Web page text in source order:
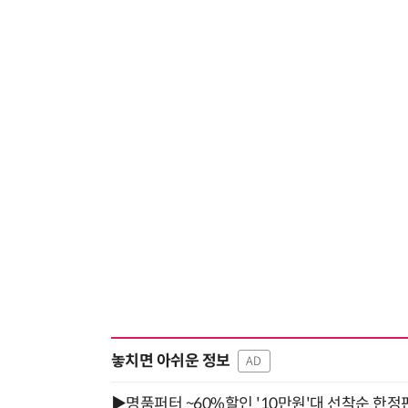
놓치면 아쉬운 정보 AD
▶명품퍼터 ~60%할인 '10만원'대 선착순 한정